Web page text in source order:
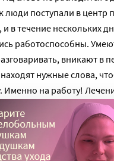
люди поступали в центр
и в течение нескольких
работоспособны.
вникают в
нужные слова,
Именно на работу!
но и пациента. Если
Поэтому обстановка
рабочая. Мне есть
в Боткинской лежал, в